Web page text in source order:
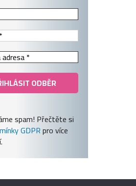
spam! Přečtěte si
GDPRpro více